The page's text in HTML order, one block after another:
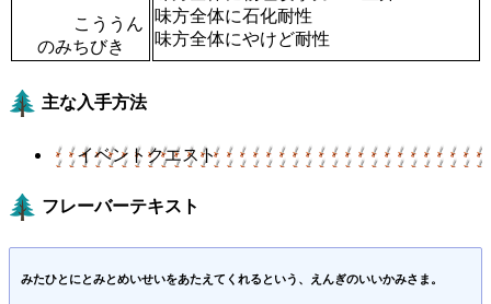
こううん
のみちびき
味方全体に石化耐性
味方全体にやけど耐性
主な入手方法
イベントクエスト
フレーバーテキスト
みたひとにとみとめいせいをあたえてくれるという、えんぎのいいかみさま。